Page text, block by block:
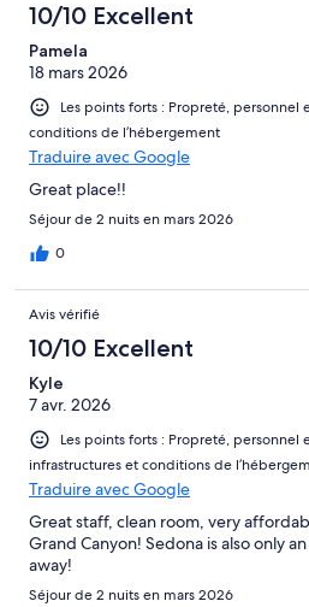
10/10 Excellent
Pamela
18 mars 2026
Les points forts : Propreté, personnel
conditions de l’hébergement
Traduire avec Google
Great place!!
Séjour de 2 nuits en mars 2026
0
Avis vérifié
10/10 Excellent
Kyle
7 avr. 2026
Les points forts : Propreté,
infrastructures et conditions de
Traduire avec Google
Great staff, clean room, very
Grand Canyon! Sedona is also only
away!
Séjour de 2 nuits en mars 2026